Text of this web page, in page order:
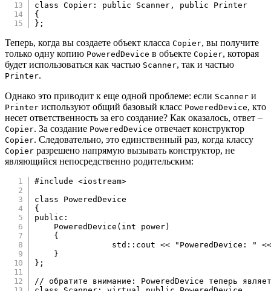
class
Copier : public Scanner , public
Printer
{
} ;
Теперь, когда вы создаете объект класса Copier, вы получите
только одну копию PoweredDevice в объекте Copier, которая
будет использоваться как частью Scanner, так и частью
Printer.
Однако это приводит к еще одной проблеме: если Scanner и
Printer используют общий базовый класс PoweredDevice, кто
несет ответственность за его создание? Как оказалось, ответ –
Copier. За создание PoweredDevice отвечает конструктор
Copier. Следовательно, это единственный раз, когда классу
Copier разрешено напрямую вызывать конструктор, не
являющийся непосредственно родительским:
#include
<iostream>
class
PoweredDevice
{
public :
PoweredDevice ( int power)
{
		std
:: cout << "PoweredDevice: "
}
} ;
// обратите внимание: PoweredDevice теперь